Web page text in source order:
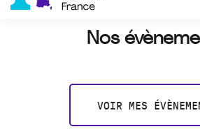
Nos
VOIR MES